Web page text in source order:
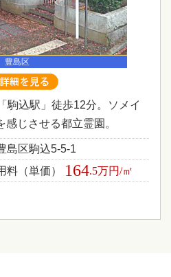
豊島区
駒込駅」徒歩12分。ソメイ
じさせる都立霊園。
島区駒込5-5-1
料（単価） 164.5万円/㎡